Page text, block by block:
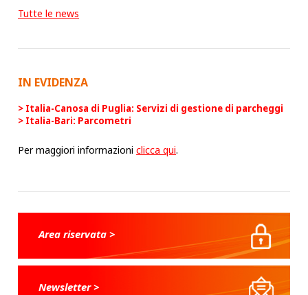
Tutte le news
IN EVIDENZA
Italia-Canosa di Puglia: Servizi di gestione di parcheggi
Italia-Bari: Parcometri
Per maggiori informazioniclicca qui.
Area riservata >
Newsletter >